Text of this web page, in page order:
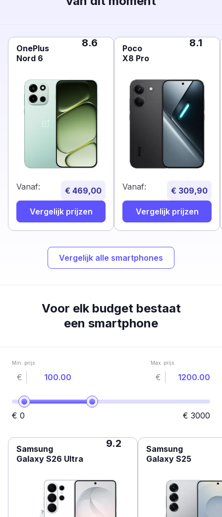
OnePlus
Nord 6
8.6
Vanaf: € 469,00
Vergelijk prijzen
Poco
X8 Pro
8.1
Vanaf: € 309,90
Vergelijk prijzen
Vergelijk alle smartphones
Voor elk budget bestaat
een smartphone
Min. prijs
€
Max. prijs
€
€ 0 € 3000
Samsung
Galaxy S26 Ultra
9.2
Samsung
Galaxy S25